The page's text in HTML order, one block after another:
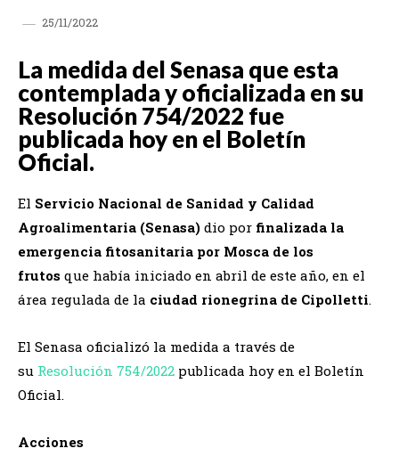
25/11/2022
La medida del Senasa que esta
contemplada y oficializada en su
Resolución 754/2022 fue
publicada hoy en el Boletín
Oficial.
El Servicio Nacional de Sanidad y Calidad
Agroalimentaria (Senasa) dio por finalizada la
emergencia fitosanitaria por Mosca de los
frutos que había iniciado en abril de este año, en el
área regulada de la ciudad rionegrina de Cipolletti.
El Senasa oficializó la medida a través de
su Resolución 754/2022 publicada hoy en el Boletín
Oficial.
Acciones